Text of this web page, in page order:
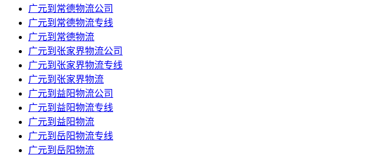
​广元到常德物流公司
​广元到常德物流专线
​广元到常德物流
​广元到张家界物流公司
​广元到张家界物流专线
​广元到张家界物流
​广元到益阳物流公司
​广元到益阳物流专线
​广元到益阳物流
​广元到岳阳物流专线
​广元到岳阳物流